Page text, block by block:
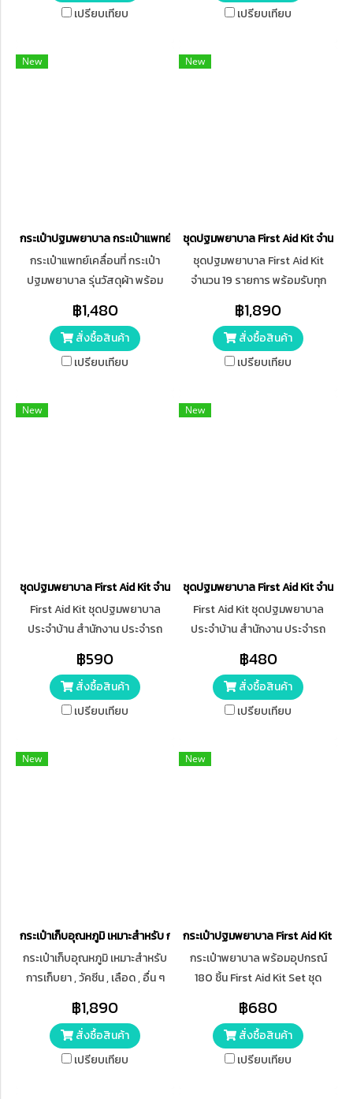
เปรียบเทียบ
เปรียบเทียบ
New
กระเป๋าปฐมพยาบาล กระเป๋าแพทย์เคลื่อนที่ Medical Bag First Aid Bag
กระเป๋าแพทย์เคลื่อนที่ กระเป๋า
ปฐมพยาบาล รุ่นวัสดุผ้า พร้อม
Medical Bag First Aid Bag (XL)
฿1,480
สั่งซื้อสินค้า
เปรียบเทียบ
New
ชุดปฐมพยาบาล First Aid Kit จำนวน
ชุดปฐมพยาบาล First Aid Kit
จำนวน 19 รายการ พร้อมรับทุก
ต้นได้อย่างรวดเร็ว เหมาะสำหรับ
การดูแลบาดแผลและอาการเจ็บ
ป่วยทั่วไป อุปกรณ์ครบในชุดเดียว
฿1,890
สั่งซื้อสินค้า
เปรียบเทียบ
New
ชุดปฐมพยาบาล First Aid Kit จำนวน 13 รายการ
First Aid Kit ชุดปฐมพยาบาล
ประจำบ้าน สำนักงาน ประจำรถ
รายการ บรรจุในกล่องอย่างดี
฿590
สั่งซื้อสินค้า
เปรียบเทียบ
New
ชุดปฐมพยาบาล First Aid Kit จำนวน
First Aid Kit ชุดปฐมพยาบาล
ประจำบ้าน สำนักงาน ประจำรถ
รายการ บรรจุในกล่องอย่างดี
฿480
สั่งซื้อสินค้า
เปรียบเทียบ
New
กระเป๋าเก็บอุณหภูมิ เหมาะสำหรับ การเก็บยา , วัคซีน , เลือด , อื่น ๆ
กระเป๋าเก็บอุณหภูมิ เหมาะสำหรับ
การเก็บยา , วัคซีน , เลือด , อื่น ๆ
฿1,890
สั่งซื้อสินค้า
เปรียบเทียบ
New
กระเป๋าปฐมพยาบาล First Aid Kit
กระเป๋าพยาบาล พร้อมอุปกรณ์
180 ชิ้น First Aid Kit Set ชุด
พกพา ปฐมพยาบาล
฿680
สั่งซื้อสินค้า
เปรียบเทียบ